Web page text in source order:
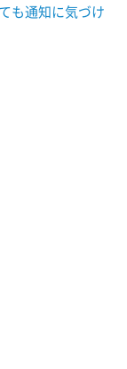
も通知に気づけ